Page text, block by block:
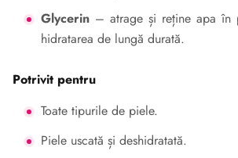
Glycerin – atrage și reține apa în
hidratarea de lungă durată.
Potrivit pentru
Toate tipurile de piele.
Piele uscată și deshidratată.